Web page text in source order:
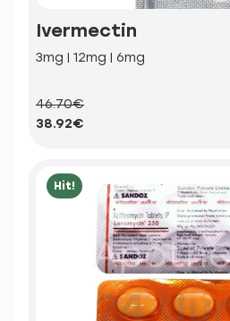
Ivermectin
3mg | 12mg | 6mg
46.70€
38.92€
Hit!